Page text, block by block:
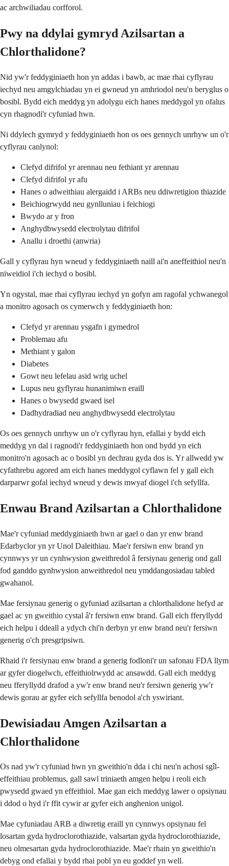
ac archwiliadau corfforol.
Pwy na ddylai gymryd Azilsartan a
Chlorthalidone?
Nid yw'r feddyginiaeth hon yn addas i bawb, ac mae rhai cyflyrau
iechyd neu amgylchiadau yn ei gwneud yn amhriodol neu'n beryglus o
bosibl. Bydd eich meddyg yn adolygu eich hanes meddygol yn ofalus
cyn rhagnodi'r cyfuniad hwn.
Ni ddylech gymryd y feddyginiaeth hon os oes gennych unrhyw un o'r
cyflyrau canlynol:
Clefyd difrifol yr arennau neu fethiant yr arennau
Clefyd difrifol yr afu
Hanes o adweithiau alergaidd i ARBs neu ddiwretigion thiazide
Beichiogrwydd neu gynlluniau i feichiogi
Bwydo ar y fron
Anghydbwysedd electrolytau difrifol
Anallu i droethi (anwria)
Gall y cyflyrau hyn wneud y feddyginiaeth naill ai'n aneffeithiol neu'n
niweidiol i'ch iechyd o bosibl.
Yn ogystal, mae rhai cyflyrau iechyd yn gofyn am ragofal ychwanegol
a monitro agosach os cymerwch y feddyginiaeth hon:
Clefyd yr arennau ysgafn i gymedrol
Problemau afu
Methiant y galon
Diabetes
Gowt neu lefelau asid wrig uchel
Lupus neu gyflyrau hunanimiwn eraill
Hanes o bwysedd gwaed isel
Dadhydradiad neu anghydbwysedd electrolytau
Os oes gennych unrhyw un o'r cyflyrau hyn, efallai y bydd eich
meddyg yn dal i ragnodi'r feddyginiaeth hon ond bydd yn eich
monitro'n agosach ac o bosibl yn dechrau gyda dos is. Yr allwedd yw
cyfathrebu agored am eich hanes meddygol cyflawn fel y gall eich
darparwr gofal iechyd wneud y dewis mwyaf diogel i'ch sefyllfa.
Enwau Brand Azilsartan a Chlorthalidone
Mae'r cyfuniad meddyginiaeth hwn ar gael o dan yr enw brand
Edarbyclor yn yr Unol Daleithiau. Mae'r fersiwn enw brand yn
cynnwys yr un cynhwysion gweithredol â fersiynau generig ond gall
fod ganddo gynhwysion anweithredol neu ymddangosiadau tabled
gwahanol.
Mae fersiynau generig o gyfuniad azilsartan a chlorthalidone hefyd ar
gael ac yn gweithio cystal â'r fersiwn enw brand. Gall eich fferyllydd
eich helpu i ddeall a ydych chi'n derbyn yr enw brand neu'r fersiwn
generig o'ch presgripsiwn.
Rhaid i'r fersiynau enw brand a generig fodloni'r un safonau FDA llym
ar gyfer diogelwch, effeithiolrwydd ac ansawdd. Gall eich meddyg
neu fferyllydd drafod a yw'r enw brand neu'r fersiwn generig yw'r
dewis gorau ar gyfer eich sefyllfa benodol a'ch yswiriant.
Dewisiadau Amgen Azilsartan a
Chlorthalidone
Os nad yw'r cyfuniad hwn yn gweithio'n dda i chi neu'n achosi sgîl-
effeithiau problemus, gall sawl triniaeth amgen helpu i reoli eich
pwysedd gwaed yn effeithiol. Mae gan eich meddyg lawer o opsiynau
i ddod o hyd i'r ffit cywir ar gyfer eich anghenion unigol.
Mae cyfuniadau ARB a diwretig eraill yn cynnwys opsiynau fel
losartan gyda hydroclorothiazide, valsartan gyda hydroclorothiazide,
neu olmesartan gyda hydroclorothiazide. Mae'r rhain yn gweithio'n
debyg ond efallai y bydd rhai pobl yn eu goddef yn well.